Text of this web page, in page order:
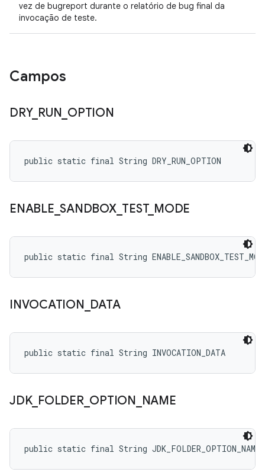
vez de bugreport durante o relatório de bug final da
invocação de teste.
Campos
DRY_ RUN OPTION
public static final String DRY_RUN_OPTION
ENABLE _SANDBOX_ TEST_ MODE
public static final String
INVOCATION DATA
public static final String INVOCATION_DATA
JDK_ FOLDER_ OPTION NAME
public static final String JDK_FOLDER_OPTION_NAME